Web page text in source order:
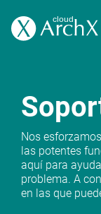
Nos
las potentes
aquí para
problema. A
en las que